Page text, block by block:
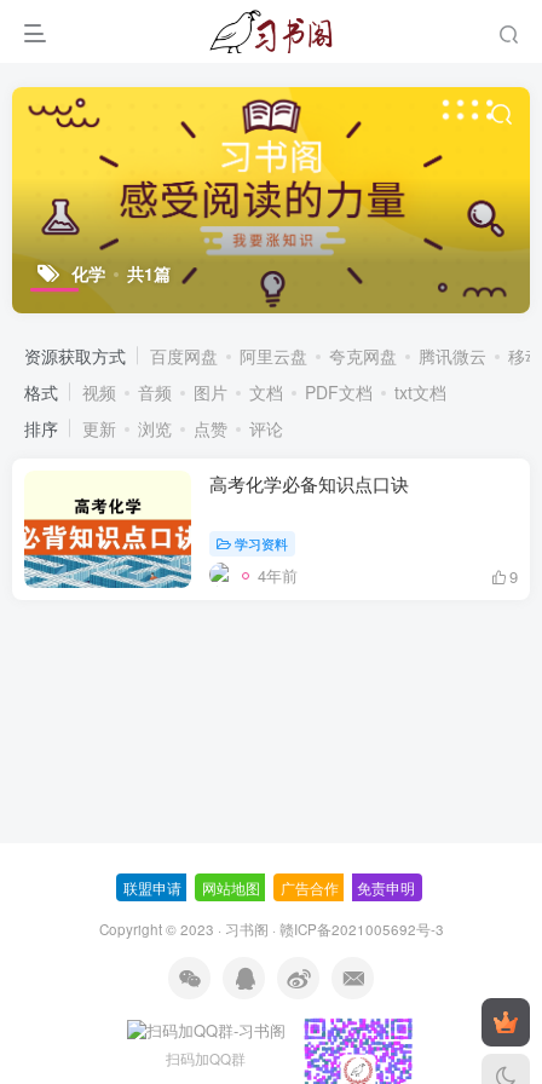
化学 共1篇
资源获取方式 百度网盘 阿里云盘 夸克网盘 腾讯微云
移
格式
视频 音频 图片 文档 PDF文档
txt文档
排序
更新 浏览 点赞 评论
高考化学必备知识点口诀
学习资料
4年前 9
联盟申请 网站地图 广告合作 免责申明
Copyright © 2023 · 习书阁 · 赣ICP备2021005692号-3
扫码加QQ群